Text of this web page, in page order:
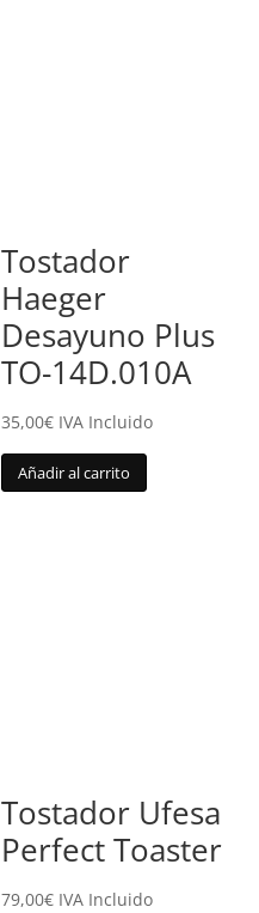
Tostador
Haeger
Desayuno Plus
TO-14D.010A
35,00€ IVA Incluido
Añadir al carrito
Tostador Ufesa
Perfect Toaster
79,00€ IVA Incluido